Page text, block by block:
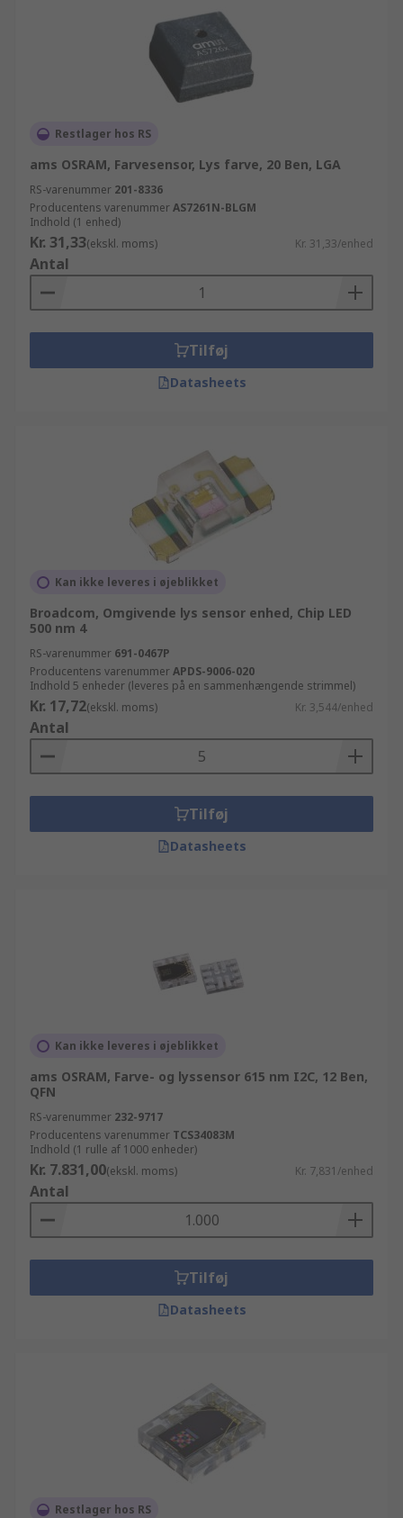
Restlager hos RS
ams OSRAM, Farvesensor, Lys farve, 20 Ben, LGA
RS-varenummer 201-8336
Producentens varenummerAS7261N-BLGM
Indhold (1 enhed)
Kr. 31,33(ekskl. moms) Kr. 31,33/enhed
Antal
Tilføj
Datasheets
Kan ikke leveres i øjeblikket
Broadcom, Omgivende lys sensor enhed, Chip LED
500 nm 4
RS-varenummer 691-0467P
Producentens varenummerAPDS-9006-020
Indhold 5 enheder (leveres på en sammenhængende strimmel)
Kr. 17,72(ekskl. moms) Kr. 3,544/enhed
Antal
Tilføj
Datasheets
Kan ikke leveres i øjeblikket
ams OSRAM, Farve- og lyssensor 615 nm I2C, 12 Ben,
QFN
RS-varenummer 232-9717
Producentens varenummer TCS34083M
Indhold (1 rulle af 1000 enheder)
Kr. 7.831,00(ekskl. moms) Kr. 7,831/enhed
Antal
Tilføj
Datasheets
Restlager hos RS